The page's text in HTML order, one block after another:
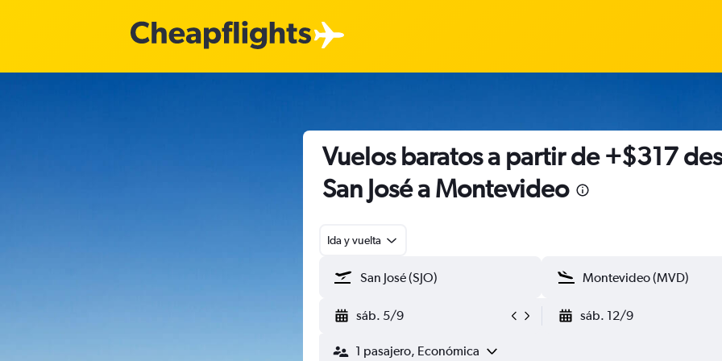
Vuelos baratos a partir de +$317
San José a Montevideo
Ida y vuelta
sáb. 5/9 sáb. 12/9
1 pasajero, Económica